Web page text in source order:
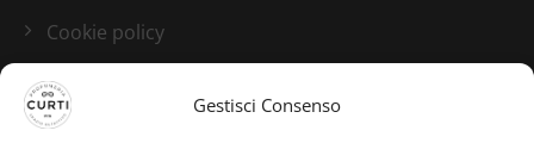
Gestisci Consenso
Cookie policy
Blog